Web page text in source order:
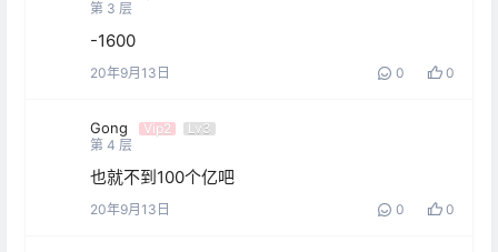
第 3 层
-1600
20年9月13日 0 0
Gong Vip2
Lv3
第 4 层
也就不到100个亿吧
20年9月13日 0 0